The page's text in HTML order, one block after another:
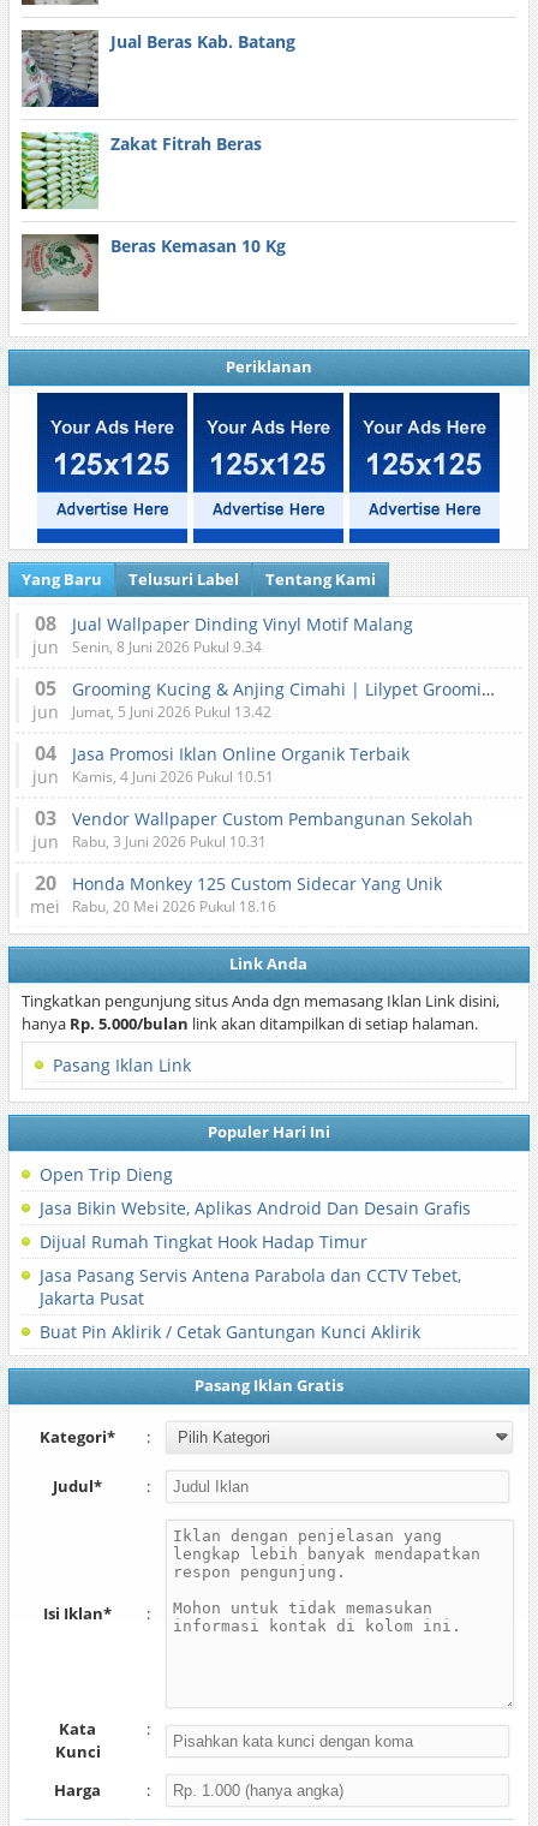
Jual Beras Kab. Batang
Zakat Fitrah Beras
Beras Kemasan 10 Kg
Periklanan
Yang Baru Telusuri Label Tentang Kami
08
jun
Jual Wallpaper Dinding Vinyl Motif Malang
Senin, 8 Juni 2026 Pukul 9.34
05
jun
Grooming Kucing & Anjing Cimahi | Lilypet Grooming & Pet Hotel
Jumat, 5 Juni 2026 Pukul 13.42
04
jun
Jasa Promosi Iklan Online Organik Terbaik
Kamis, 4 Juni 2026 Pukul 10.51
03
jun
Vendor Wallpaper Custom Pembangunan Sekolah
Rabu, 3 Juni 2026 Pukul 10.31
20
mei
Honda Monkey 125 Custom Sidecar Yang Unik
Rabu, 20 Mei 2026 Pukul 18.16
Link Anda
Tingkatkan pengunjung situs Anda dgn memasang Iklan Link disini,
hanya Rp. 5.000/bulan link akan ditampilkan di setiap halaman.
Pasang Iklan Link
Populer Hari Ini
Open Trip Dieng
Jasa Bikin Website, Aplikas Android Dan Desain Grafis
Dijual Rumah Tingkat Hook Hadap Timur
Jasa Pasang Servis Antena Parabola dan CCTV Tebet,
Jakarta Pusat
Buat Pin Aklirik / Cetak Gantungan Kunci Aklirik
Pasang Iklan Gratis
Kategori* :
Judul* :
Isi Iklan* :
Kata
Kunci
:
Harga :